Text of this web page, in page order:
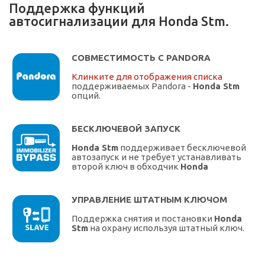
Поддержка функций
автосигнализации для Honda Stm.
СОВМЕСТИМОСТЬ С PANDORA
Клинките для отображения списка
поддерживаемых Pandora - Honda Stm
опций.
БЕСКЛЮЧЕВОЙ ЗАПУСК
Honda Stm поддерживает бесключевой
автозапуск и не требует устанавливать
второй ключ в обходчик Honda
УПРАВЛЕНИЕ ШТАТНЫМ КЛЮЧОМ
Поддержка снятия и постановки Honda
Stm на охрану используя штатный ключ.